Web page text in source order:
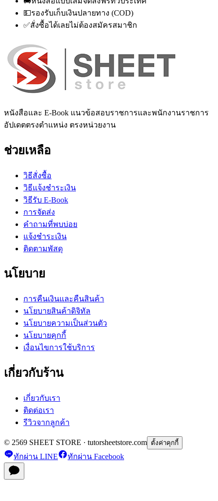
💵รองรับเก็บเงินปลายทาง (COD)
✅สั่งซื้อได้เลยไม่ต้องสมัครสมาชิก
หนังสือและ E-Book แนวข้อสอบราชการและพนักงานราชการ
อัปเดตตรงตำแหน่ง ตรงหน่วยงาน
ช่วยเหลือ
วิธีสั่งซื้อ
วิธีแจ้งชำระเงิน
วิธีรับ E-Book
การจัดส่ง
คำถามที่พบบ่อย
แจ้งชำระเงิน
ติดตามพัสดุ
นโยบาย
การคืนเงินและคืนสินค้า
นโยบายสินค้าดิจิทัล
นโยบายความเป็นส่วนตัว
นโยบายคุกกี้
เงื่อนไขการใช้บริการ
เกี่ยวกับร้าน
เกี่ยวกับเรา
ติดต่อเรา
รีวิวจากลูกค้า
© 2569 SHEET STORE · tutorsheetstore.com ตั้งค่าคุกกี้
ทักผ่าน LINE ทักผ่าน Facebook